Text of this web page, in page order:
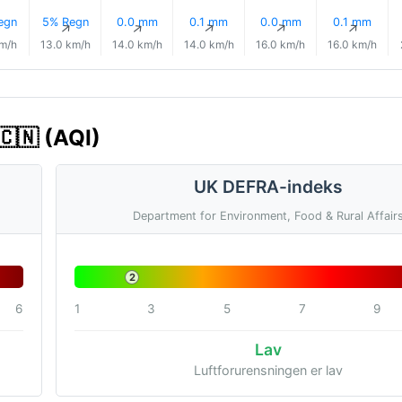
h
5% Regn
↑
13.0 km/h
0.0 mm
↑
14.0 km/h
0.1 mm
↑
14.0 km/h
0.0 mm
↑
16.0 km/h
0.1 mm
↑
16.0 km/h
(AQI)
6
UK DEFRA-indeks
Department for Environment, Food & Rural
2
1 3 5 7 9
Lav
Luftforurensningen er lav